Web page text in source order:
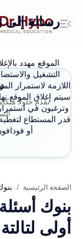
رسالة إلى
الموقع مهدد
التشغيل
اللازمة لاستمرار
سيتم إغلاق الموقع
وترغبون في
قدر المستطاع
أو فودافون
نقدم حلولاً
الصفحة الرئيسية
بنوك
أولى